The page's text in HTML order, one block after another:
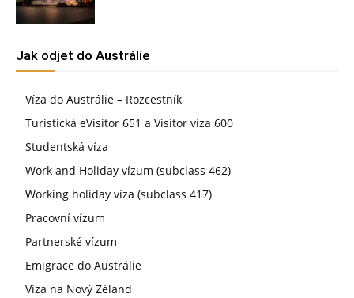
Jak odjet do Austrálie
Víza do Austrálie – Rozcestník
Turistická eVisitor 651 a Visitor víza 600
Studentská víza
Work and Holiday vízum (subclass 462)
Working holiday víza (subclass 417)
Pracovní vízum
Partnerské vízum
Emigrace do Austrálie
Víza na Nový Zéland